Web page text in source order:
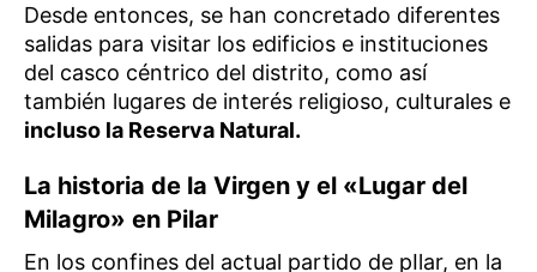
Desde entonces, se han concretado diferentes
salidas para visitar los edificios e instituciones
del casco céntrico del distrito, como así
también lugares de interés religioso, culturales e
incluso la Reserva Natural.
La historia de la Virgen y el «Lugar del
Milagro» en Pilar
En los confines del actual partido de pIlar, en la